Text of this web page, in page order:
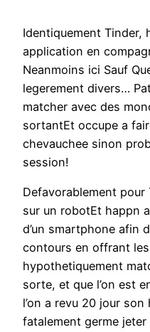
Identiquement Tinder,
application en
Neanmoins ici Sauf
legerement divers…
matcher avec des
sortantEt occupe a
chevauchee sinon
session!
Defavorablement
sur un robotEt happn
d’un smartphone afin
contours en offrant
hypothetiquement
sorte, et que l’on est
l’on a revu 20 jour
fatalement germe